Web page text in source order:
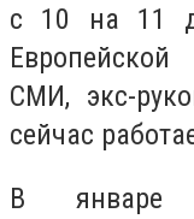
с 10 на 11
СМИ, экс-
сейчас
В январе